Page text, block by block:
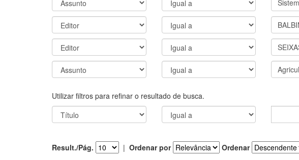
Utilizar filtros para refinar o resultado de busca.
Result./Pág. | Ordenar por Ordenar